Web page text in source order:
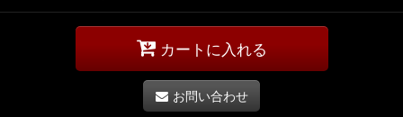
カートに入れる
お問い合わせ